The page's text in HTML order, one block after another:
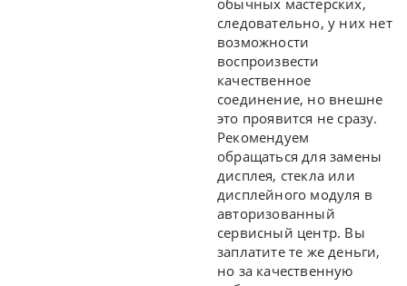
обычных мастерских,
следовательно, у них нет
возможности
воспроизвести
качественное
соединение, но внешне
это проявится не сразу.
Рекомендуем
обращаться для замены
дисплея, стекла или
дисплейного модуля в
авторизованный
сервисный центр. Вы
заплатите те же деньги,
но за качественную